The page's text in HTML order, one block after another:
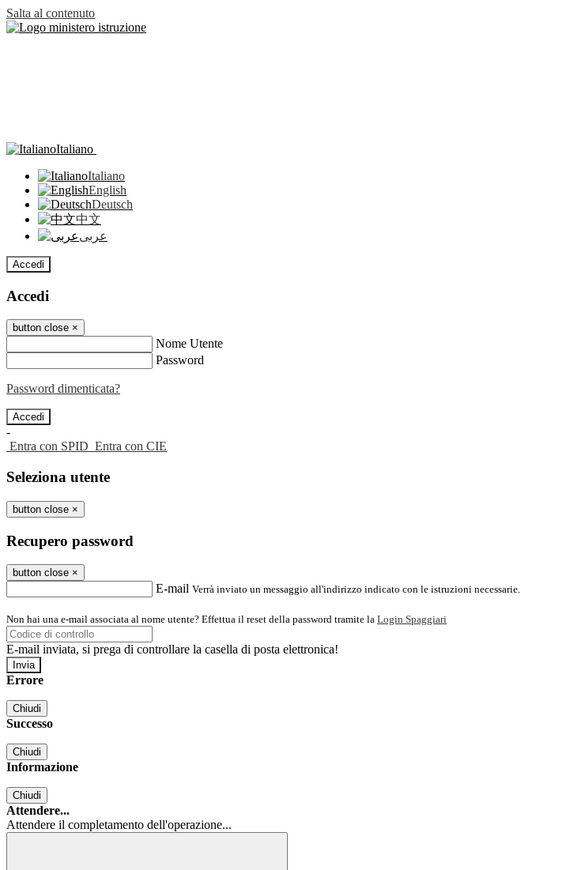
Salta al contenuto
Italiano
Italiano
English
Deutsch
中文
عربى
Accedi
Accedi
button close ×
Nome Utente
Password
Password dimenticata?
-
Entra con SPID Entra con CIE
Seleziona utente
button close ×
Recupero password
button close ×
E-mail Verrà inviato un messaggio all'indirizzo indicato con le istruzioni necessarie.
Non hai una e-mail associata al nome utente? Effettua il reset della password tramite la Login Spaggiari
E-mail inviata, si prega di controllare la casella di posta elettronica!
Errore
Chiudi
Successo
Chiudi
Informazione
Chiudi
Attendere...
Attendere il completamento dell'operazione...